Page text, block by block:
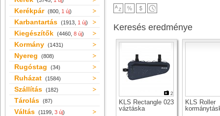
Kerékpár (800, 1 új)
Karbantartás (1913, 1 új)
Kiegészítők (4460, 8 új)
Kormány (1431)
Nyereg (808)
Rugóstag (34)
Ruházat (1584)
Szállítás (182)
Tárolás (87)
Váltás (1199, 3 új)
Keresés eredménye
2
KLS Rectangle 023
váztáska
KLS Roller